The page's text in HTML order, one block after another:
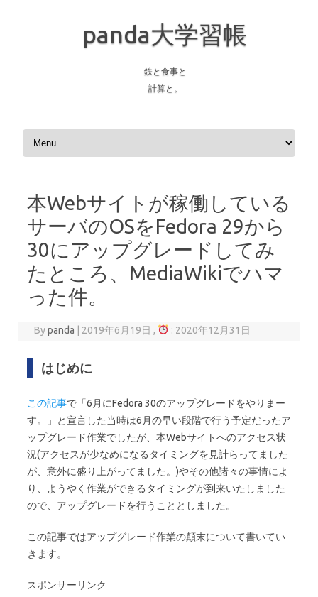
panda大学習帳
鉄と食事と
計算と。
Skip to content
本Webサイトが稼働している
サーバのOSをFedora 29から
30にアップグレードしてみ
たところ、MediaWikiでハマ
った件。
Bypanda 2019年6月19日 , : 2020年12月31日
はじめに
この記事で「6月にFedora 30のアップグレードをやりまー
す。」と宣言した当時は6月の早い段階で行う予定だったア
ップグレード作業でしたが、本Webサイトへのアクセス状
況(アクセスが少なめになるタイミングを見計らってました
が、意外に盛り上がってました。)やその他諸々の事情によ
り、ようやく作業ができるタイミングが到来いたしました
ので、アップグレードを行うこととしました。
この記事ではアップグレード作業の顛末について書いてい
きます。
スポンサーリンク